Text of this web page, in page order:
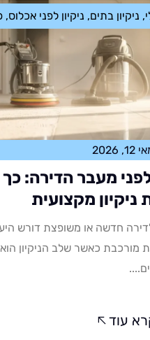
בתים,ניקיון לפני אכלוס,פוליש
הדירה: כך
מקצועית
או משופצת דורש היערכות
כאשר שלב הניקיון הוא אחד